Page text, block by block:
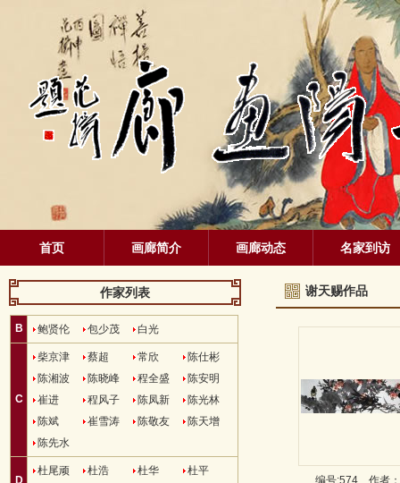
首页 画廊简介 画廊动态 名家到访
作家列表
B 鲍贤伦 包少茂 白光
C
柴京津 蔡超 常欣
陈仕彬
陈湘波
陈晓峰 程全盛
陈安明
崔进
程风子 陈凤新
陈光林
陈斌
崔雪涛 陈敬友
陈天增
陈先水
D
杜尾顽 杜浩 杜华
杜平
谢天赐作品
编号:574 作者